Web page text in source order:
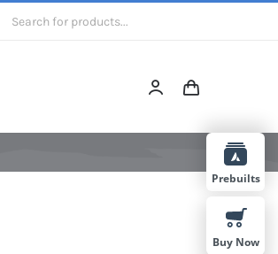
Prebuilts
Buy Now